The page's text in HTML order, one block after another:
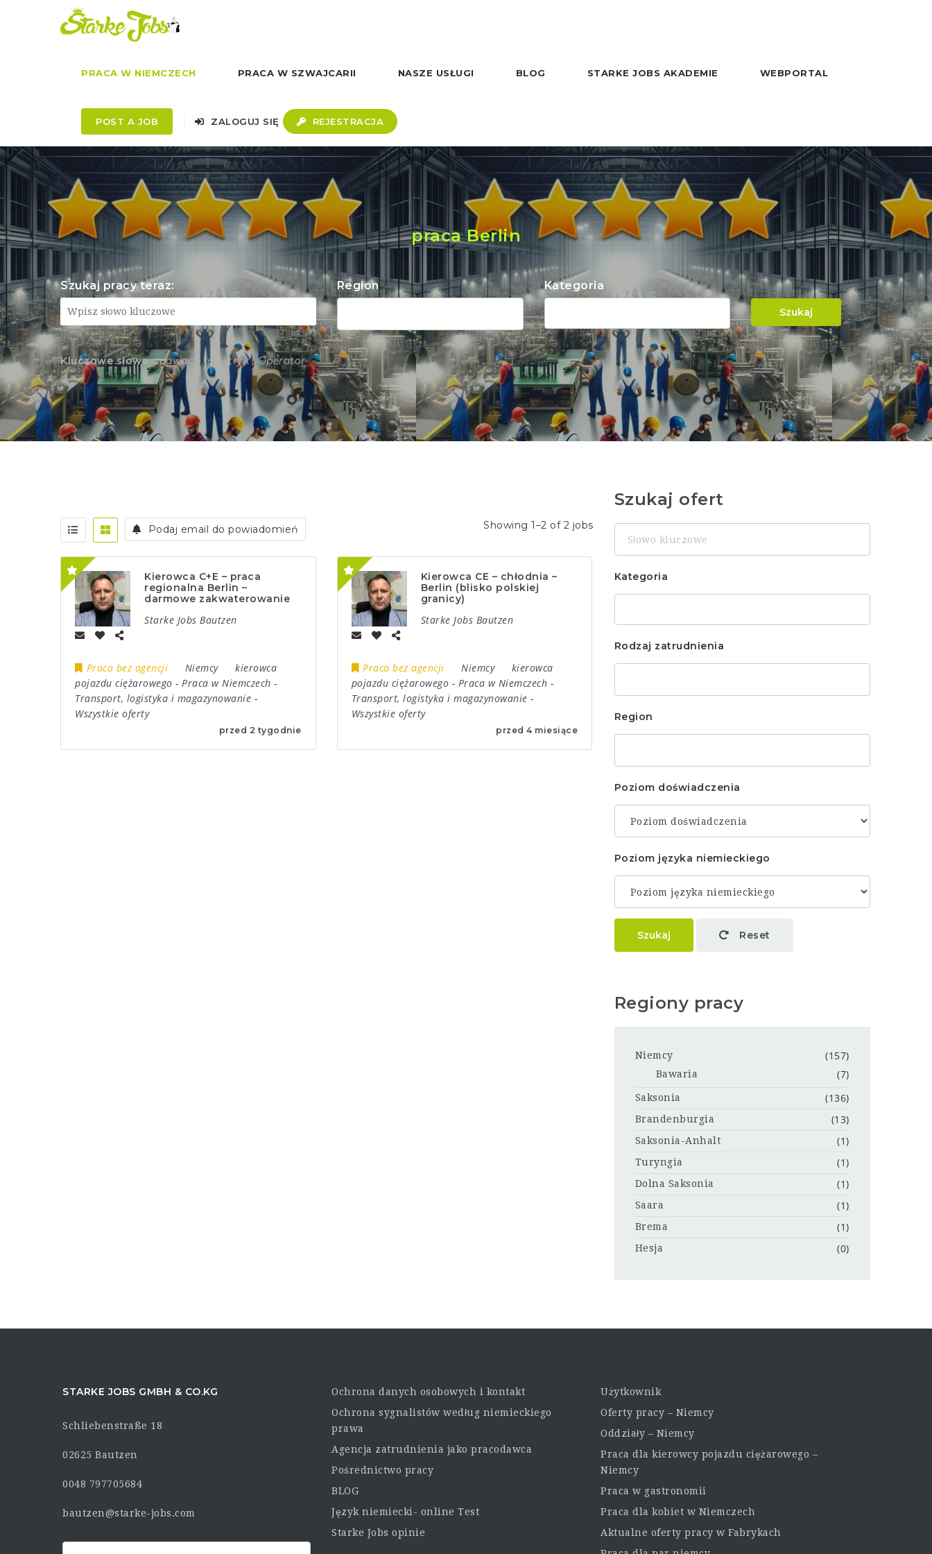
PRACA W NIEMCZECH PRACA W SZWAJCARII NASZE USŁUGI BLOG STARKE JOBS AKADEMIE WEBPORTAL
POST A JOB ZALOGUJ SIĘ REJESTRACJA
praca Berlin
Szukaj pracy teraz: Region Kategoria
Szukaj
Kluczowe słowa: spawacz , elektryk , Operator
Podaj email do powiadomień Showing 1–2 of 2 jobs
Kierowca C+E – praca
regionalna Berlin –
darmowe zakwaterowanie
przed 2 tygodnie
Starke Jobs Bautzen
Praca bez agencji Niemcy
kierowca
pojazdu ciężarowego - Praca w Niemczech -
Transport, logistyka i magazynowanie -
Wszystkie oferty
Kierowca CE – chłodnia –
Berlin (blisko polskiej
granicy)
przed 4 miesiące
Starke Jobs Bautzen
Praca bez agencji Niemcy
kierowca
pojazdu ciężarowego - Praca w Niemczech -
Transport, logistyka i magazynowanie -
Wszystkie oferty
Szukaj ofert
Słowo
kluczowe
Kategoria
Rodzaj zatrudnienia
Region
Poziom doświadczenia
Poziom języka niemieckiego
Szukaj Reset
Regiony pracy
Niemcy (157)
Bawaria (7)
Saksonia (136)
Brandenburgia (13)
Saksonia-Anhalt (1)
Turyngia (1)
Dolna Saksonia (1)
Saara (1)
Brema (1)
Hesja (0)
STARKE JOBS GMBH & CO.KG
Schliebenstraße 18
02625 Bautzen
0048 797705684
bautzen@starke-jobs.com
Ochrona danych osobowych i kontakt
Ochrona sygnalistów według niemieckiego
prawa
Agencja zatrudnienia jako pracodawca
Pośrednictwo pracy
BLOG
Język niemiecki- online Test
Starke Jobs opinie
Użytkownik
Oferty pracy – Niemcy
Oddziały – Niemcy
Praca dla kierowcy pojazdu ciężarowego –
Niemcy
Praca w gastronomii
Praca dla kobiet w Niemczech
Aktualne oferty pracy w Fabrykach